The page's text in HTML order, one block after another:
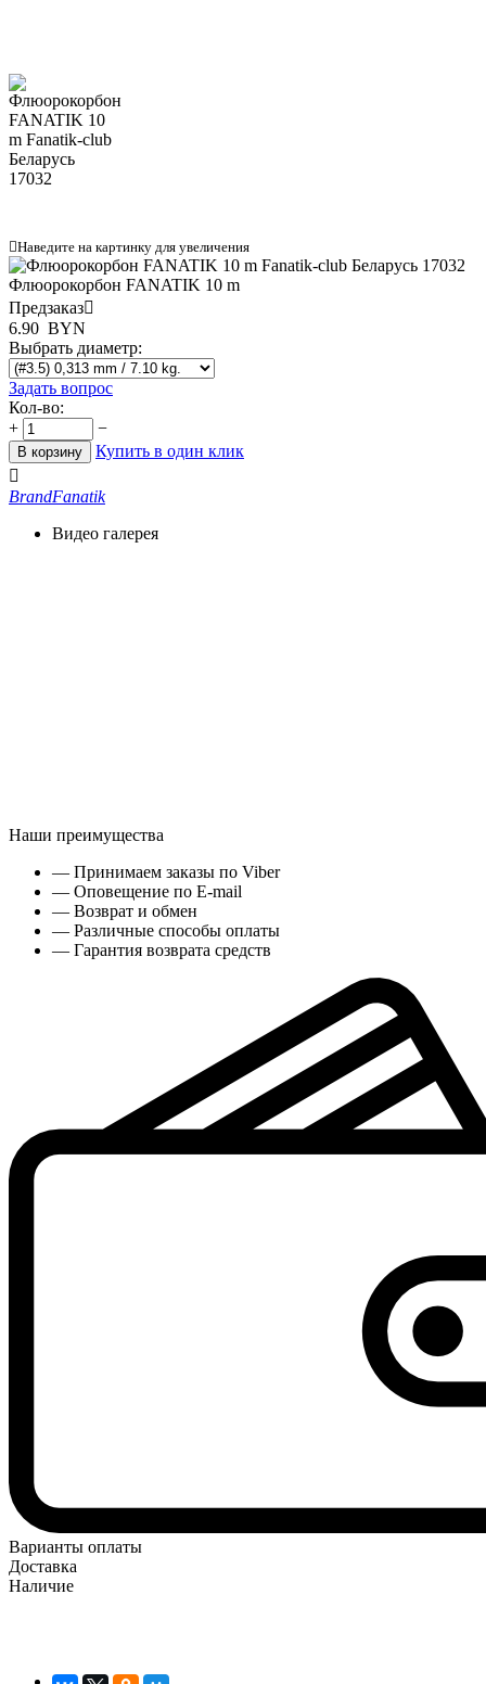
Наведите на картинку для увеличения
Флюорокорбон FANATIK 10 m
Предзаказ
6.90 BYN
Выбрать диаметр:
Задать вопрос
Кол-во:
+
−
В корзину
Купить в один клик

BrandFanatik
Видео галерея
Наши преимущества
— Принимаем заказы по Viber
— Оповещение по E-mail
— Возврат и обмен
— Различные способы оплаты
— Гарантия возврата средств
Варианты оплаты
Доставка
Наличие